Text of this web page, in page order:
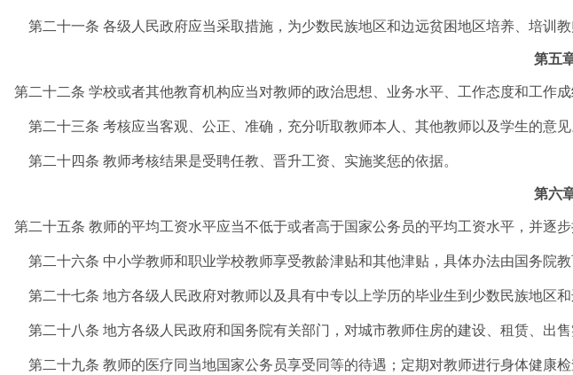
第二十一条 各级人民政府应当采取措施，为少数民族地区和边远贫困地区培养、培训教
第五
第二十二条 学校或者其他教育机构应当对教师的政治思想、业务水平、工作态度和工作
第二十三条 考核应当客观、公正、准确，充分听取教师本人、其他教师以及学生的意见
第二十四条 教师考核结果是受聘任教、晋升工资、实施奖惩的依据。
第六
第二十五条 教师的平均工资水平应当不低于或者高于国家公务员的平均工资水平，并逐
第二十六条 中小学教师和职业学校教师享受教龄津贴和其他津贴，具体办法由国务院教
第二十七条 地方各级人民政府对教师以及具有中专以上学历的毕业生到少数民族地区和
第二十八条 地方各级人民政府和国务院有关部门，对城市教师住房的建设、租赁、出
第二十九条 教师的医疗同当地国家公务员享受同等的待遇；定期对教师进行身体健康